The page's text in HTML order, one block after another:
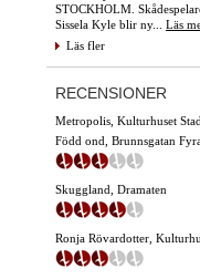
STOCKHOLM.
Sissela Kyle blir ny... Läs
Läs fler
RECENSIONER
Metropolis, Kulturhuset
Född ond, Brunnsgatan
Skuggland, Dramaten
Ronja Rövardotter,